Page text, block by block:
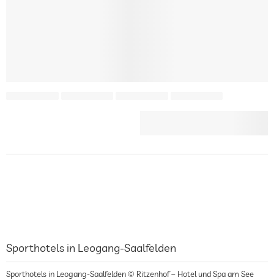
Sporthotels in Leogang-Saalfelden
Sporthotels in Leogang-Saalfelden © Ritzenhof – Hotel und Spa am See